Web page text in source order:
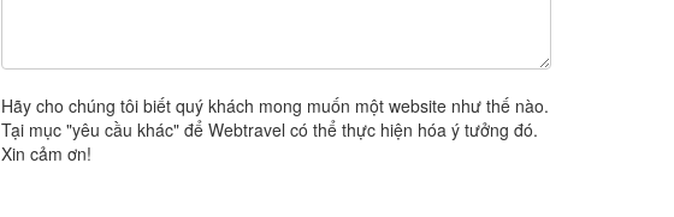
Hãy cho chúng tôi biết quý khách mong muốn một website như thế nào.
Tại mục "yêu cầu khác" để Webtravel có thể thực hiện hóa ý tưởng đó.
Xin cảm ơn!